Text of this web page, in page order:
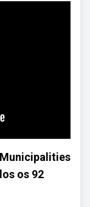
os 92